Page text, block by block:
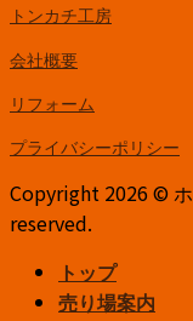
トンカチ工房
会社概要
リフォーム
プライバシーポリシー
Copyright 2026 ©
reserved.
トップ
売り場案内